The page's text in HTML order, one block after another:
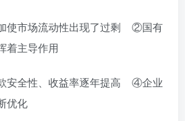
使市场流动性出现了过剩 ②国有
着主导作用
安全性、收益率逐年提高 ④企业
优化